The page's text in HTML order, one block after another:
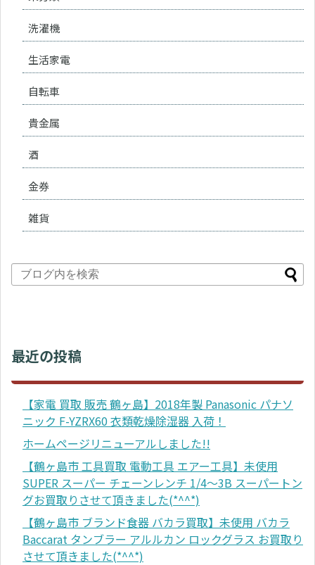
洗濯機
生活家電
自転車
貴金属
酒
金券
雑貨
最近の投稿
【家電 買取 販売 鶴ヶ島】2018年製 Panasonic パナソ
ニック F-YZRX60 衣類乾燥除湿器 入荷！
ホームページリニューアルしました!!
【鶴ヶ島市 工具買取 電動工具 エアー工具】未使用
SUPER スーパー チェーンレンチ 1/4～3B スーパートン
グお買取りさせて頂きました(*^^*)
【鶴ヶ島市 ブランド食器 バカラ買取】未使用 バカラ
Baccarat タンブラー アルルカン ロックグラス お買取り
させて頂きました(*^^*)